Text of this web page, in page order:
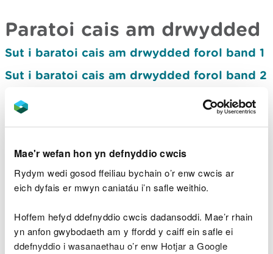
Mae'r wefan hon yn defnyddio cwcis
Rydym wedi gosod ffeiliau bychain o’r enw cwcis ar
eich dyfais er mwyn caniatáu i’n safle weithio.
Hoffem hefyd ddefnyddio cwcis dadansoddi. Mae’r rhain
yn anfon gwybodaeth am y ffordd y caiff ein safle ei
ddefnyddio i wasanaethau o’r enw Hotjar a Google
Paratoi cais am drwydded
Sut i baratoi cais am drwydded forol band 1
Sut i baratoi cais am drwydded forol band 2
Sut i baratoi cais am drwydded forol band 3
effeithiau amgylcheddol (AEA) ar gyfer
trwydded forol
Gwneud cais am gynllun samplu ar gyfer
trwydded forol ar gyfer carthu neu gael
gwared ar ddeunydd sydd wedi'i garthu